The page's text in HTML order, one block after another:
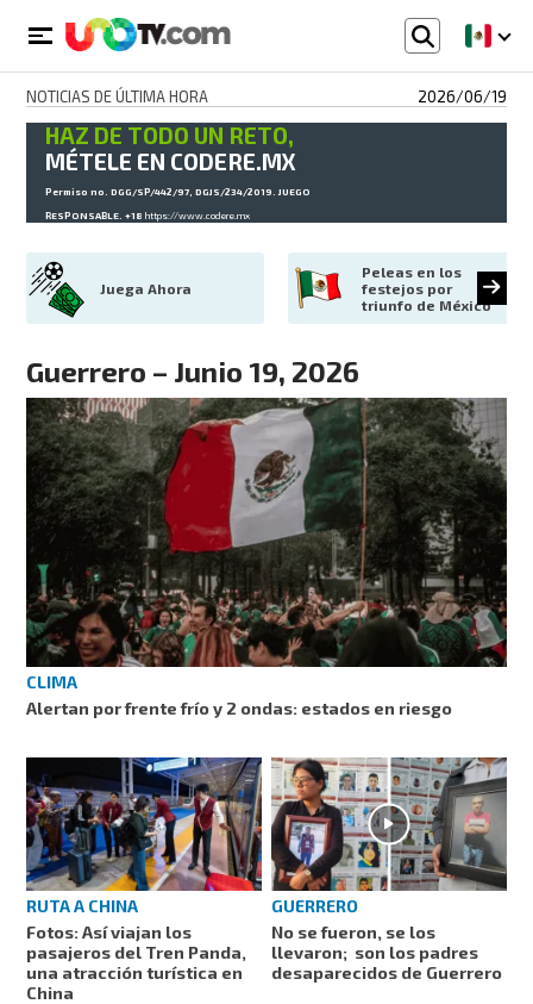
NOTICIAS DE ÚLTIMA HORA 2026/06/19
HAZ DE TODO UN RETO,
MÉTELE EN CODERE.MX
Permiso no. DGG/SP/442/97, DGJS/234/2019. JUEGO
RESPONSABLE. +18https://www.codere.mx
Juega Ahora
Peleas en los
festejos por
triunfo de México
Guerrero – Junio 19, 2026
CLIMA
Alertan por frente frío y 2 ondas: estados en riesgo
RUTA A CHINA
Fotos: Así viajan los
pasajeros del Tren Panda,
una atracción turística en
China
GUERRERO
No se fueron, se los
llevaron; son los padres
desaparecidos de Guerrero